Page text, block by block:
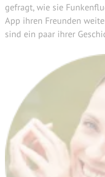
gefragt, wie sie
App ihren Freunden
sind ein paar ihrer